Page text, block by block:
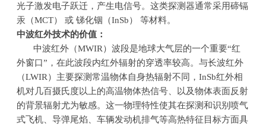
光子激发电子跃迁，产生电信号。这类探测器通常采用碲镉
汞（MCT） 或 锑化铟（InSb） 等材料。
中波红外技术的价值：
中波红外（MWIR）波段是地球大气层的一个重要“红
外窗口”，在此波段内红外辐射的穿透率较高。与长波红外
（LWIR）主要探测常温物体自身热辐射不同，InSb红外相
机对几百摄氏度以上的高温物体热信号、以及物体表面反射
的背景辐射尤为敏感。这一物理特性使其在探测和识别喷气
式飞机、导弹尾焰、车辆发动机排气等高热特征目标方面具